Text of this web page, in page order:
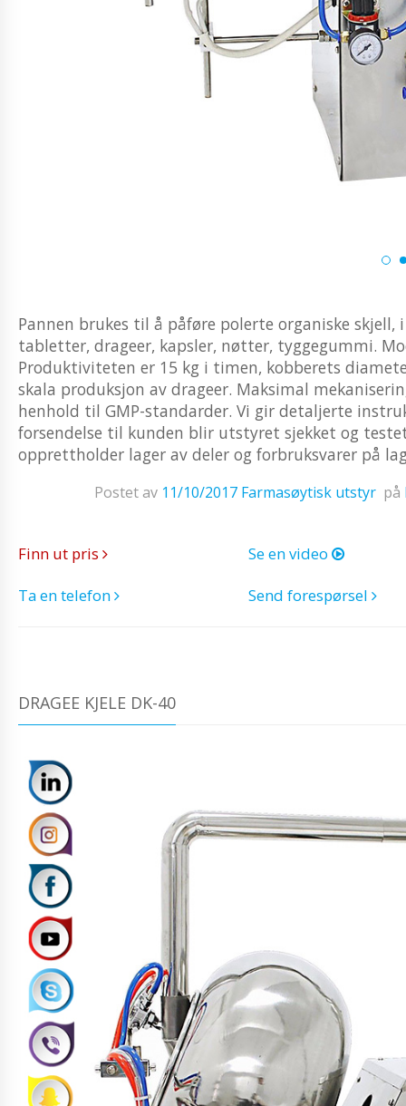
Pannen brukes til å påføre polerte organiske
tabletter, drageer, kapsler, nøtter, tyggegummi.
Produktiviteten er 15 kg i timen, kobberets
skala produksjon av drageer. Maksimal
henhold til GMP-standarder. Vi gir detaljerte
forsendelse til kunden blir utstyret sjekket og
opprettholder lager av deler og forbruksvarer på
Postet av 11/10/2017 Farmasøytisk utstyr på
Finn ut pris
Se en video
Ta en telefon
Send forespørsel
DRAGEE KJELE DK-40